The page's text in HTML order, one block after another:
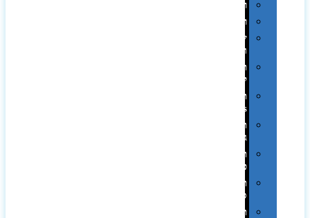
רטרו
רכב
שעונים
ומסגרות
תיקים
לכנסים
תיקי
Swiss
תיקי
תיקי
טיולים
תיקי
ספורט
תיקי